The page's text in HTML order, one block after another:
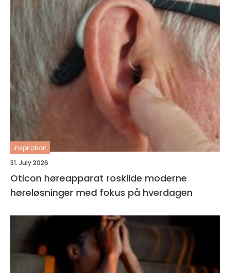
inspiration
31. July 2026
Oticon høreapparat roskilde moderne
høreløsninger med fokus på hverdagen